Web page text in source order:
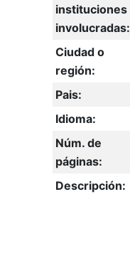
instituciones
involucradas:
Ciudad o
región:
Pais:
Idioma:
Núm. de
páginas:
Descripción: